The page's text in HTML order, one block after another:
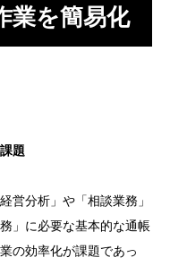
業を簡易化
題
営分析」や「相談業務」
」に必要な基本的な通帳
の効率化が課題であっ